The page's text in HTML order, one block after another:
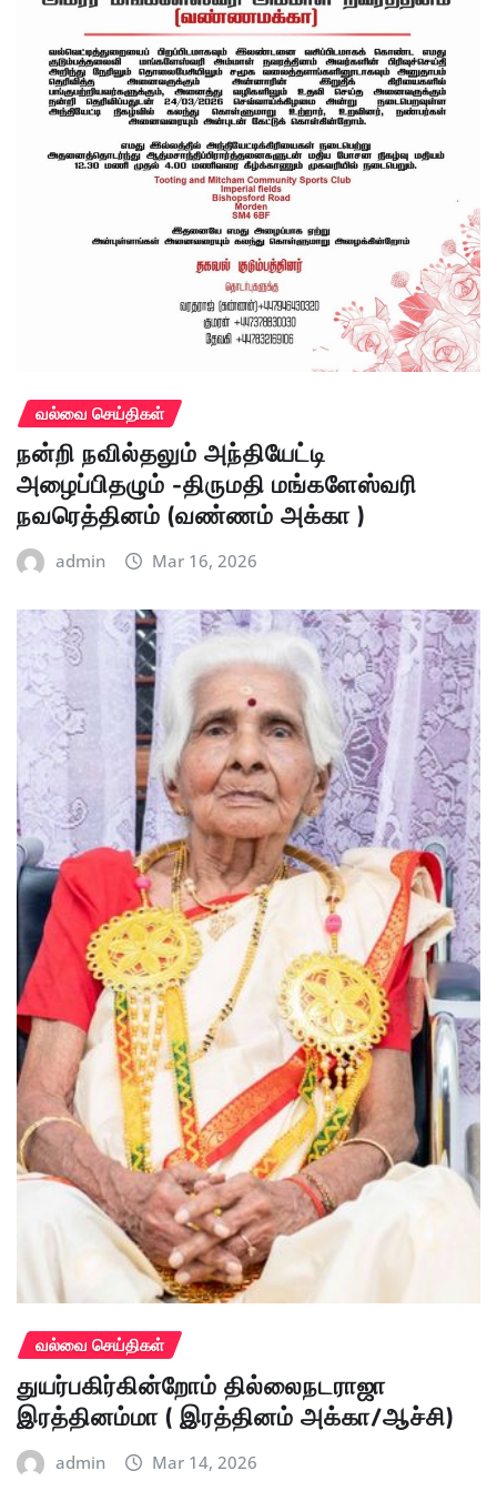
வல்வை செய்திகள்
நன்றி நவில்தலும் அந்தியேட்டி
அழைப்பிதழும் -திருமதி மங்களேஸ்வரி
நவரெத்தினம் (வண்ணம் அக்கா )
admin Mar 16, 2026
வல்வை செய்திகள்
துயர்பகிர்கின்றோம் தில்லைநடராஜா
இரத்தினம்மா ( இரத்தினம் அக்கா/ஆச்சி)
admin Mar 14, 2026